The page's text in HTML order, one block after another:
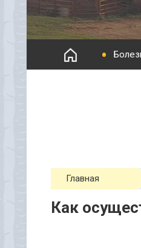
Главная
Как